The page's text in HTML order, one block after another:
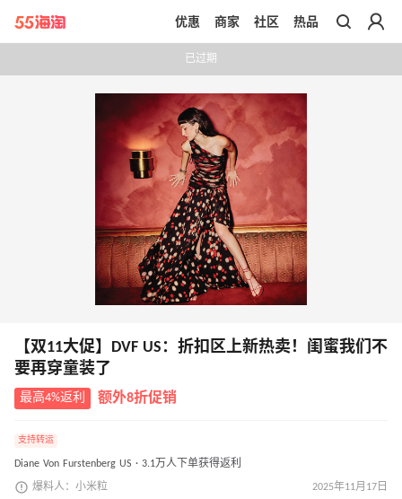
带你去官网买正品
优惠 商家 社区 热品
已过期
【双11大促】DVF US：折扣区上新热卖！闺蜜我们不
要再穿童装了
最高4%返利 额外8折促销
支持转运
Diane Von Furstenberg US · 3.1万人下单获得返利
爆料人：小米粒 2025年11月17日